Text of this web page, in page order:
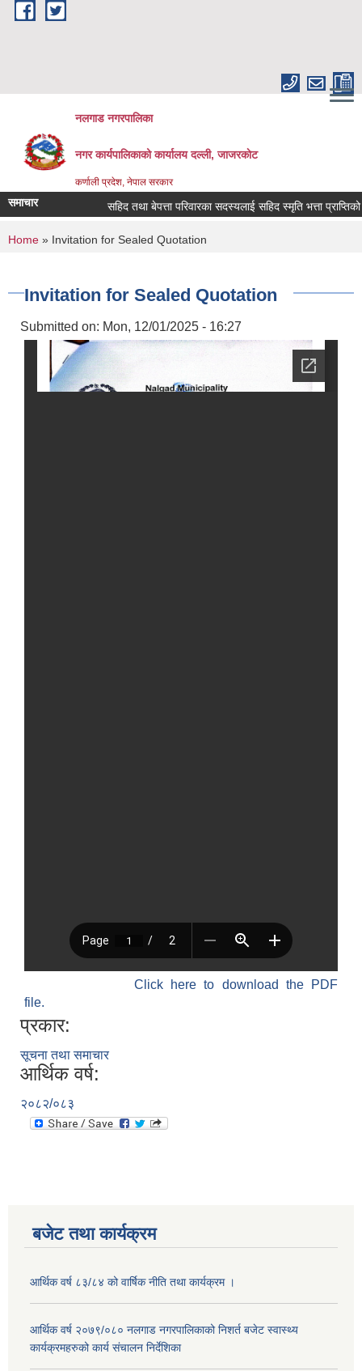
Skip to main content
नलगाड नगरपालिका
नगर कार्यपालिकाको कार्यालय दल्ली, जाजरकाेट
कर्णाली प्रदेश, नेपाल सरकार
समाचार सहिद तथा बेपत्ता परिवारका सदस्यलाई सहिद स्मृति भत्ता प्राप्तिको
You are here
Home » Invitation for Sealed Quotation
Invitation for Sealed Quotation
Submitted on: Mon, 12/01/2025 - 16:27
Click here to download the PDF
file.
प्रकार:
सूचना तथा समाचार
आर्थिक वर्ष:
२०८२/०८३
बजेट तथा कार्यक्रम
आर्थिक वर्ष ८३/८४ को वार्षिक नीति तथा कार्यक्रम ।
आर्थिक वर्ष २०७९/०८० नलगाड नगरपालिकाको निशर्त बजेट स्वास्थ्य
कार्यक्रमहरुको कार्य संचालन निर्देशिका